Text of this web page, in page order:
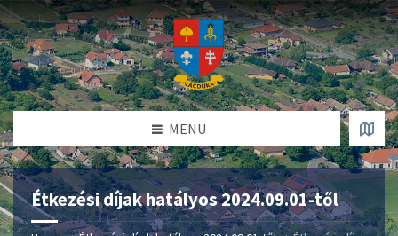
MENU
Étkezési díjak hatályos 2024.09.01-től